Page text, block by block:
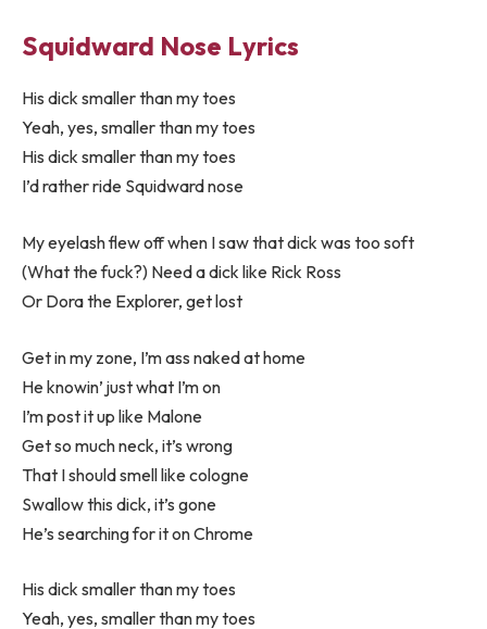
Squidward Nose Lyrics
His dick smaller than my toes
Yeah, yes, smaller than my toes
His dick smaller than my toes
I’d rather ride Squidward nose
My eyelash flew off when I saw that dick was too soft
(What the fuck?) Need a dick like Rick Ross
Or Dora the Explorer, get lost
Get in my zone, I’m ass naked at home
He knowin’ just what I’m on
I’m post it up like Malone
Get so much neck, it’s wrong
That I should smell like cologne
Swallow this dick, it’s gone
He’s searching for it on Chrome
His dick smaller than my toes
Yeah, yes, smaller than my toes